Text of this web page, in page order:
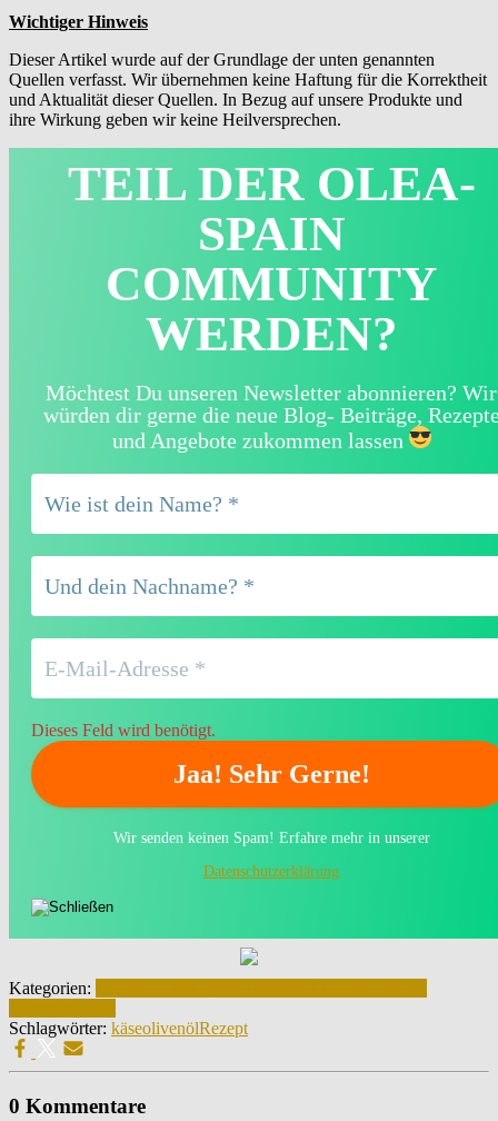
Wichtiger Hinweis
Dieser Artikel wurde auf der Grundlage der unten genannten
Quellen verfasst. Wir übernehmen keine Haftung für die Korrektheit
und Aktualität dieser Quellen. In Bezug auf unsere Produkte und
ihre Wirkung geben wir keine Heilversprechen.
TEIL DER OLEA-
SPAIN
COMMUNITY
WERDEN?
Möchtest Du unseren Newsletter abonnieren? Wir
würden dir gerne die neue Blog- Beiträge,
und Angebote zukommen lassen
Dieses Feld wird benötigt.
Wir senden keinen Spam! Erfahre mehr in unserer
Datenschutzerklärung
Kategorien:
Schlagwörter: käseolivenölRezept
0 Kommentare